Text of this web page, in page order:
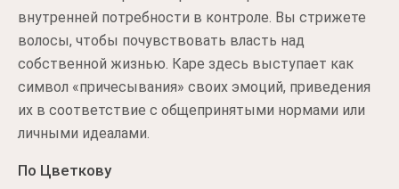
внутренней потребности в контроле. Вы стрижете
волосы, чтобы почувствовать власть над
собственной жизнью. Каре здесь выступает как
символ «причесывания» своих эмоций, приведения
их в соответствие с общепринятыми нормами или
личными идеалами.
По Цветкову